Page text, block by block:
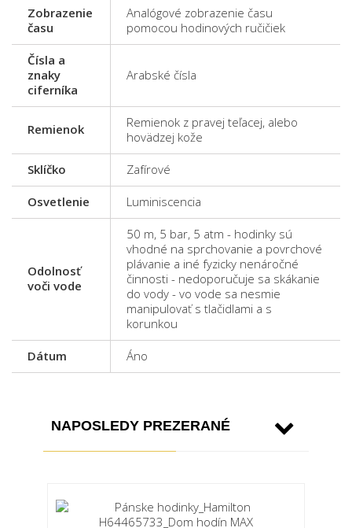
Zobrazenie
času
Analógové zobrazenie času
pomocou hodinových ručičiek
Čísla a
znaky
ciferníka
Arabské čísla
Remienok
Remienok z pravej teľacej, alebo
hovädzej kože
Sklíčko Zafírové
Osvetlenie Luminiscencia
Odolnosť
voči vode
50 m, 5 bar, 5 atm - hodinky sú
vhodné na sprchovanie a povrchové
plávanie a iné fyzicky nenáročné
činnosti - nedoporučuje sa skákanie
do vody - vo vode sa nesmie
manipulovať s tlačidlami a s
korunkou
Dátum Áno
NAPOSLEDY PREZERANÉ